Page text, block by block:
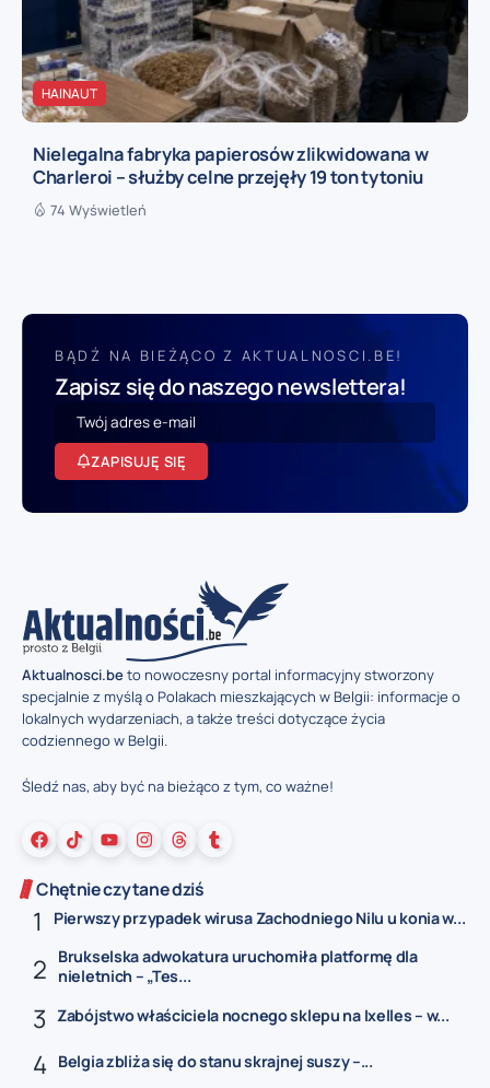
HAINAUT
Nielegalna fabryka papierosów zlikwidowana w
Charleroi – służby celne przejęły 19 ton tytoniu
74 Wyświetleń
BĄDŹ NA BIEŻĄCO Z AKTUALNOSCI.BE!
Zapisz się do naszego newslettera!
ZAPISUJĘ SIĘ
Aktualnosci.beto nowoczesny portal informacyjny stworzony
specjalnie z myślą o Polakach mieszkających w Belgii: informacje o
lokalnych wydarzeniach, a także treści dotyczące życia
codziennego w Belgii.
Śledź nas, aby być na bieżąco z tym, co ważne!
Chętnie czytane dziś
Pierwszy przypadek wirusa Zachodniego Nilu u konia w...
Brukselska adwokatura uruchomiła platformę dla
nieletnich – „Tes...
Zabójstwo właściciela nocnego sklepu na Ixelles – w...
Belgia zbliża się do stanu skrajnej suszy –...